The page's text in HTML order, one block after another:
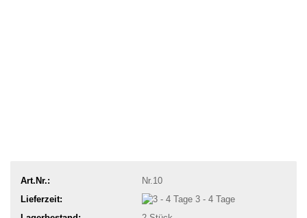
Art.Nr.:
Nr.10
Lieferzeit:
3 - 4 Tage